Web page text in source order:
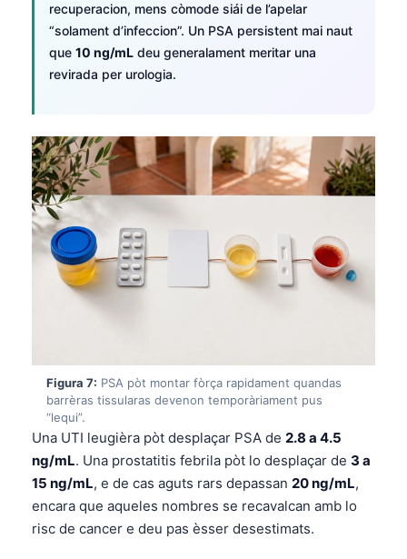
recuperacion, mens còmode siái de l’apelar
“solament d’infeccion”. Un PSA persistent mai naut
que 10 ng/mL deu generalament meritar una
revirada per urologia.
Figura 7: PSA pòt montar fòrça rapidament quandas
barrèras tissularas devenon temporàriament pus
“lequi”.
Una UTI leugièra pòt desplaçar PSA de 2.8 a 4.5
ng/mL. Una prostatitis febrila pòt lo desplaçar de 3 a
15 ng/mL, e de cas aguts rars depassan 20 ng/mL,
encara que aqueles nombres se recavalcan amb lo
risc de cancer e deu pas èsser desestimats.
Magyar
বাংলা
اردو
मराठी
తెలుగు
ಕನ್ನಡ
മലയാളം
Bahasa Melayu
Tiếng Việt
Tagalog
ไทย
ភាសាខ្មែរ
Kiswahili
አማርኛ